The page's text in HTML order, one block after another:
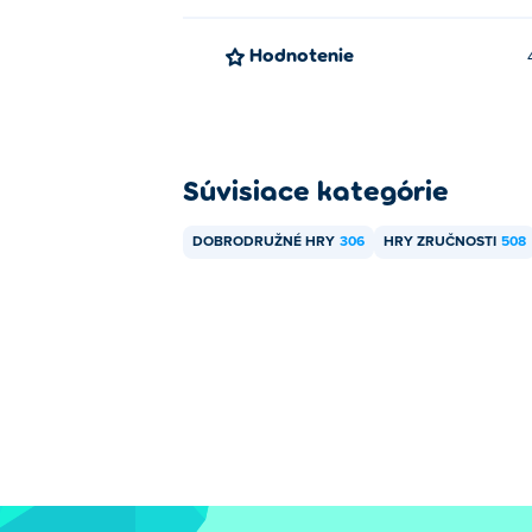
Hodnotenie
Súvisiace kategórie
DOBRODRUŽNÉ HRY 306 HRY ZRUČNOSTI 508